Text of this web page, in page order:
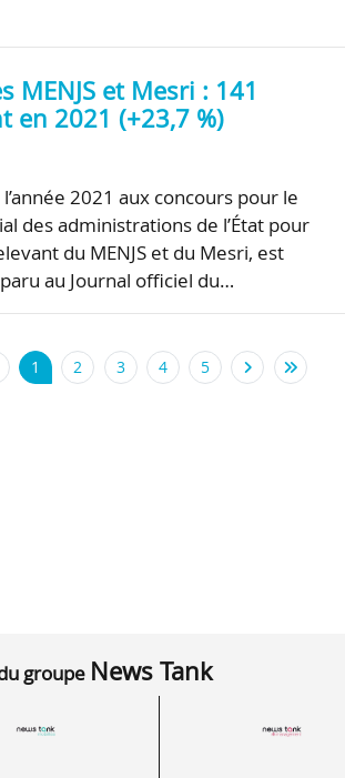
MENJS et Mesri : 141
en 2021 (+23,7 %)
2021 aux concours pour le
des administrations de l’État pour
du MENJS et du Mesri, est
au Journal officiel du…
1 2 3 4 5
groupe News Tank